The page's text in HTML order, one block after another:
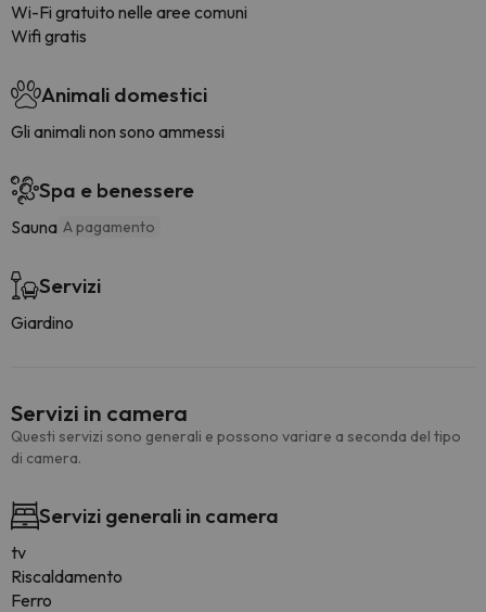
Wi-Fi gratuito nelle aree comuni
Wifi gratis
Animali domestici
Gli animali non sono ammessi
Spa e benessere
Sauna A pagamento
Servizi
Giardino
Servizi in camera
Questi servizi sono generali e possono variare a seconda del tipo
di camera.
Servizi generali in camera
tv
Riscaldamento
Ferro